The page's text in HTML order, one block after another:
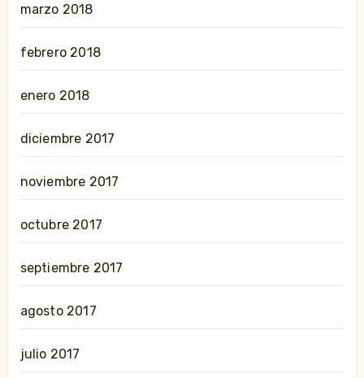
marzo 2018
febrero 2018
enero 2018
diciembre 2017
noviembre 2017
octubre 2017
septiembre 2017
agosto 2017
julio 2017